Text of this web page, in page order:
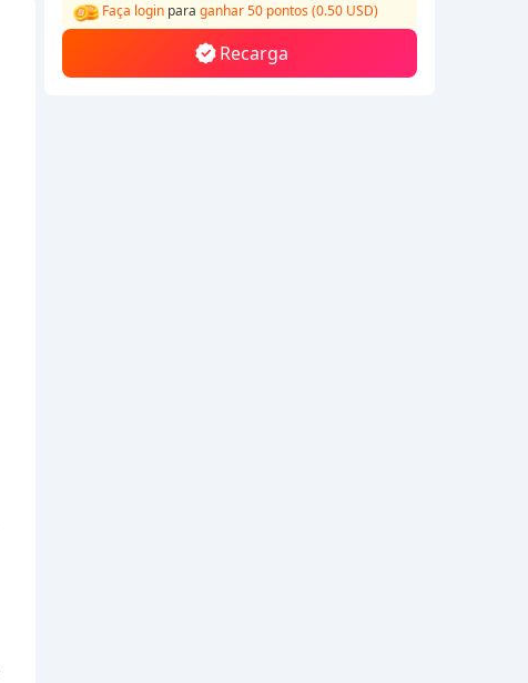
Faça login para ganhar 50 pontos (0.50 USD)
Recarga